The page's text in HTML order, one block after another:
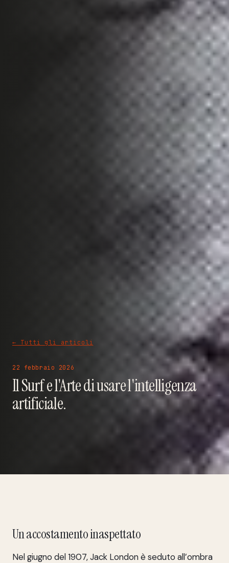
← Tutti gli articoli
22 febbraio 2026
Il Surf e l'Arte di usare l'intelligenza
artificiale.
Un accostamento inaspettato
Nel giugno del 1907, Jack London è seduto all’ombra